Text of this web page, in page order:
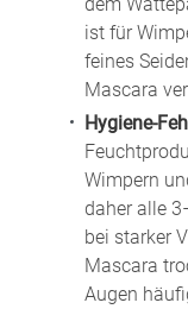
ist für
feines
Mascara
Hygiene-
Wimpern
daher alle
bei starker
Mascara
Augen